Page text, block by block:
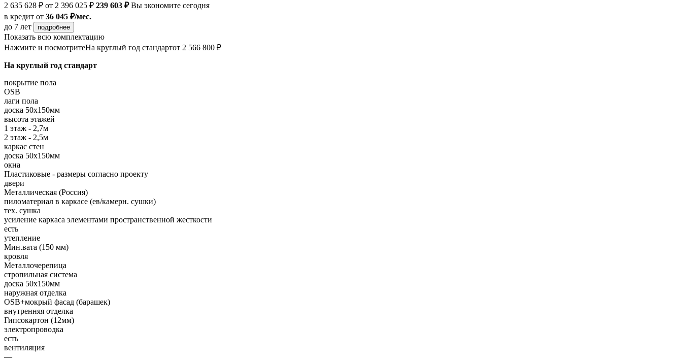
2 635 628 ₽ от 2 396 025 ₽ 239 603 ₽Вы экономите сегодня
в кредит от 36 045 ₽/мес.
до 7 лет
подробнее
Показать всю комплектацию
Нажмите и посмотритеНа круглый год стандартот 2 566 800 ₽
На круглый год стандарт
покрытие пола
OSB
лаги пола
доска 50х150мм
высота этажей
1 этаж - 2,7м
2 этаж - 2,5м
каркас стен
доска 50х150мм
окна
Пластиковые - размеры согласно проекту
двери
Металлическая (Россия)
пиломатериал в каркасе (ев/камерн. сушки)
тех. сушка
усиление каркаса элементами пространственной жесткости
есть
утепление
Мин.вата (150 мм)
кровля
Металлочерепица
стропильная система
доска 50х150мм
наружная отделка
OSB+мокрый фасад (барашек)
внутренняя отделка
Гипсокартон (12мм)
электропроводка
есть
вентиляция
—